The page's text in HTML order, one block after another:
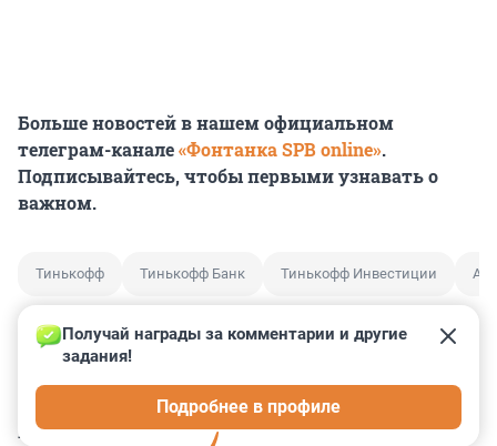
Больше новостей в нашем официальном
телеграм-канале«Фонтанка SPB online».
Подписывайтесь, чтобы первыми узнавать о
важном.
Тинькофф Тинькофф Банк Тинькофф Инвестиции
КОММЕНТАРИИ 11
Получай награды за комментарии и другие
задания!
Подробнее в профиле